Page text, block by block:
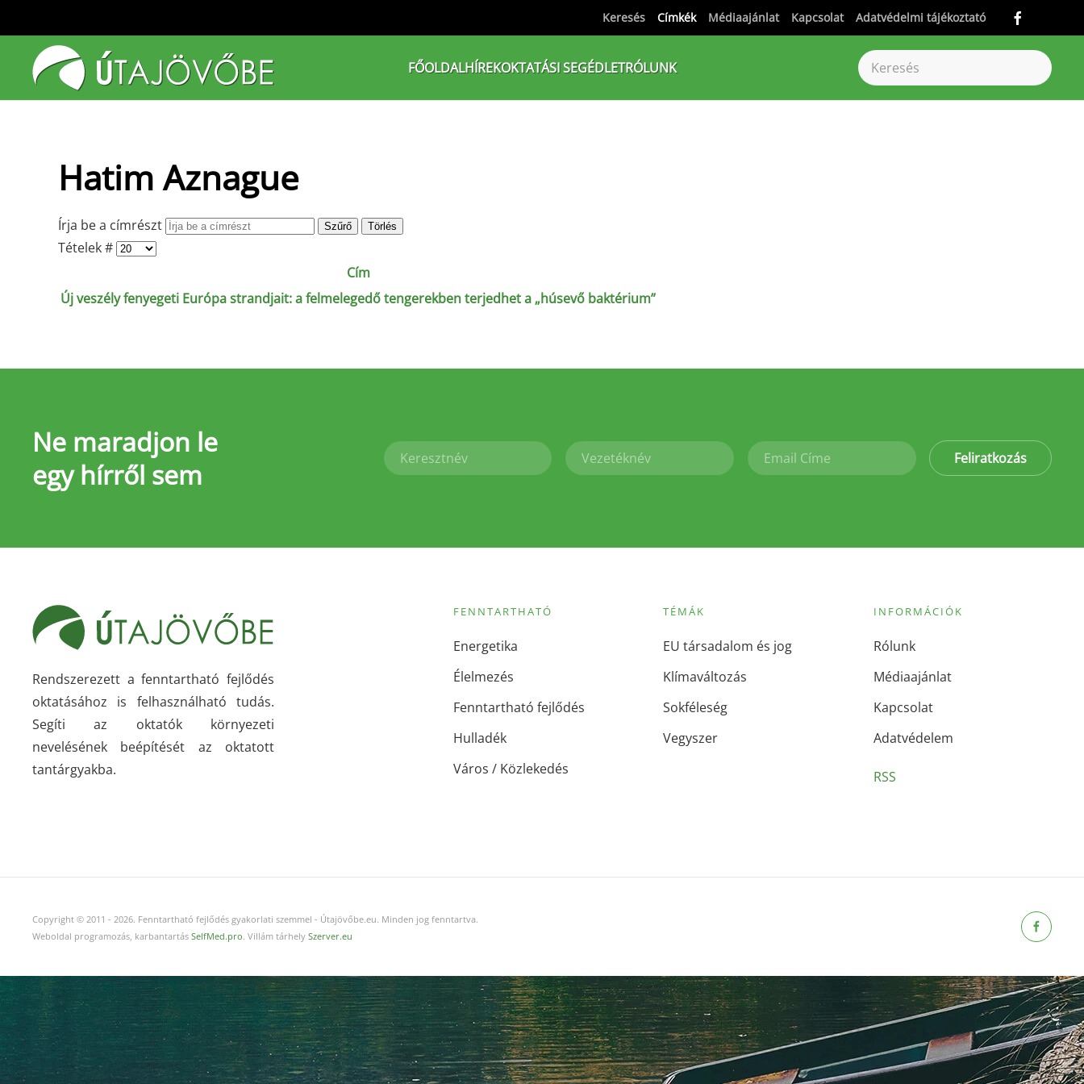
Fő tartalom átugrása
Keresés Címkék Médiaajánlat Kapcsolat Adatvédelmi tájékoztató
FŐOLDALHÍREKOKTATÁSI SEGÉDLETRÓLUNK
Hatim Aznague
Írja be a címrészt Szűrő Törlés
Tételek #
Cím
Új veszély fenyegeti Európa strandjait: a felmelegedő tengerekben terjedhet a „húsevő baktérium”
Ne maradjon le
egy hírről sem
Feliratkozás
Rendszerezett a fenntartható fejlődés
oktatásához is felhasználható tudás.
Segíti az oktatók környezeti
nevelésének beépítését az oktatott
tantárgyakba.
FENNTARTHATÓ
Energetika
Élelmezés
Fenntartható fejlődés
Hulladék
Város / Közlekedés
TÉMÁK
EU társadalom és jog
Klímaváltozás
Sokféleség
Vegyszer
INFORMÁCIÓK
Rólunk
Médiaajánlat
Kapcsolat
Adatvédelem
RSS
Copyright © 2011 - 2026. Fenntartható fejlődés gyakorlati szemmel - Útajövőbe.eu. Minden jog fenntartva.
Weboldal programozás, karbantartás SelfMed.pro. Villám tárhely Szerver.eu